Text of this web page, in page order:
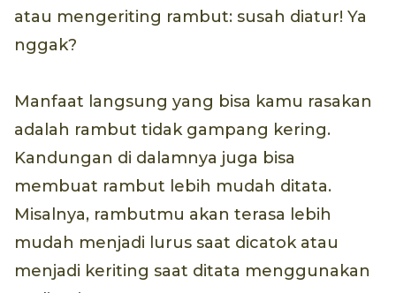
atau mengeriting rambut: susah diatur! Ya
nggak?
Manfaat langsung yang bisa kamu rasakan
adalah rambut tidak gampang kering.
Kandungan di dalamnya juga bisa
membuat rambut lebih mudah ditata.
Misalnya, rambutmu akan terasa lebih
mudah menjadi lurus saat dicatok atau
menjadi keriting saat ditata menggunakan